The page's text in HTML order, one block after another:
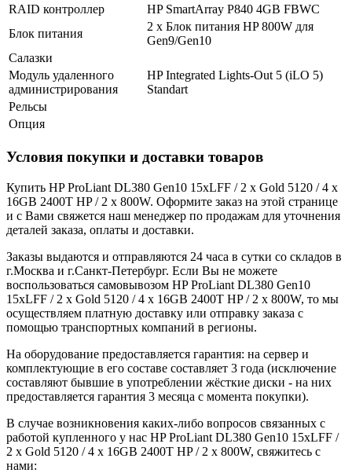
RAID контроллер
HP SmartArray P840 4GB FBWC
Блок питания
2 x Блок питания HP 800W для
Gen9/Gen10
Салазки
Модуль удаленного
администрирования
HP Integrated Lights-Out 5 (iLO 5)
Standart
Рельсы
Опция
Условия покупки и доставки товаров
Купить HP ProLiant DL380 Gen10 15xLFF / 2 x Gold 5120 / 4 x
16GB 2400T HP / 2 x 800W. Оформите заказ на этой странице
и с Вами свяжется наш менеджер по продажам для уточнения
деталей заказа, оплаты и доставки.
Заказы выдаются и отправляются 24 часа в сутки со складов в
г.Москва и г.Санкт-Петербург. Если Вы не можете
воспользоваться самовывозом HP ProLiant DL380 Gen10
15xLFF / 2 x Gold 5120 / 4 x 16GB 2400T HP / 2 x 800W, то мы
осуществляем платную доставку или отправку заказа с
помощью транспортных компаний в регионы.
На оборудование предоставляется гарантия: на сервер и
комплектующие в его составе составляет 3 года (исключение
составляют бывшие в употреблении жёсткие диски - на них
предоставляется гарантия 3 месяца с момента покупки).
В случае возникновения каких-либо вопросов связанных с
работой купленного у нас HP ProLiant DL380 Gen10 15xLFF /
2 x Gold 5120 / 4 x 16GB 2400T HP / 2 x 800W, свяжитесь с
нами: